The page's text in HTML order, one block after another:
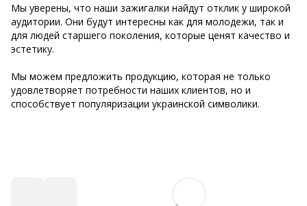
Мы уверены, что наши зажигалки найдут отклик у широкой
аудитории. Они будут интересны как для молодежи, так и
для людей старшего поколения, которые ценят качество и
эстетику.
Мы можем предложить продукцию, которая не только
удовлетворяет потребности наших клиентов, но и
способствует популяризации украинской символики.